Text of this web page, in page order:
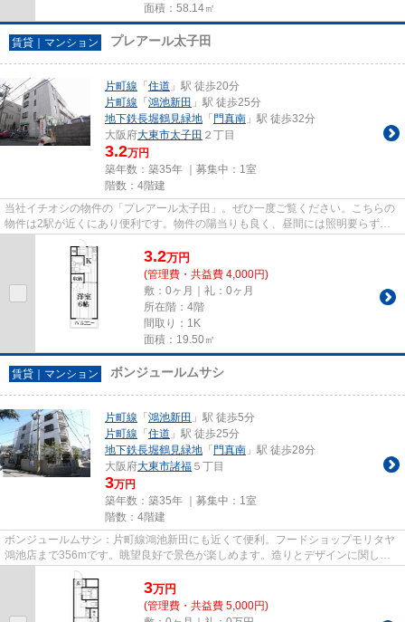
面積：58.14㎡
賃貸｜マンション プレアール太子田
片町線 「 住道 」駅 徒歩20分
片町線 「 鴻池新田 」駅 徒歩25分
地下鉄長堀鶴見緑地 「 門真南 」駅 徒歩32分
大阪府大東市太子田 ２丁目
3.2万円
築年数：築35年 ｜募集中： 1室
階数：4階建
当社イチオシの物件の「プレアール太子田」。ぜひ一度ご覧ください。こちらの
物件は2駅が近くにあり便利です。物件の陽当りも良く、昼間には照明要らずで
経済的です。こちらはマンショ...
3.2万円
(管理費・共益費 4,000円)
敷：0ヶ月｜礼：0ヶ月
所在階：4階
間取り：1K
面積：19.50㎡
賃貸｜マンション ボンジュールムサシ
片町線 「 鴻池新田 」駅 徒歩5分
片町線 「 住道 」駅 徒歩25分
地下鉄長堀鶴見緑地 「 門真南 」駅 徒歩28分
大阪府大東市諸福 ５丁目
3万円
築年数：築35年 ｜募集中： 1室
階数：4階建
ボンジュールムサシ：片町線鴻池新田にも近くて便利。フードショップモリタヤ
鴻池店まで356mです。眺望良好で景色が楽しめます。造りとデザインに関し
て、自信をもって情報を提供でき...
3万円
(管理費・共益費 5,000円)